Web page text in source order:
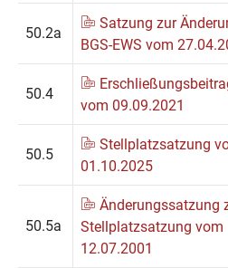
50.2a
Satzung zur
BGS-EWS vom
50.4
vom 09.09.2021
50.5
Stellplatzsatzung
01.10.2025
50.5a
Änderungssatzung
Stellplatzsatzung vom
12.07.2001